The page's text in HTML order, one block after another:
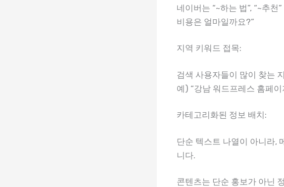
네이버는 “~하는 법”, “~추
비용은 얼마일까요?”
지역 키워드 접목:
검색 사용자들이 많이 찾는
예) “강남 워드프레스 홈페이
카테고리화된 정보 배치:
단순 텍스트 나열이 아니라,
니다.
콘텐츠는 단순 홍보가 아닌